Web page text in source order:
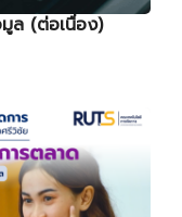
มูล (ต่อเนื่อง)